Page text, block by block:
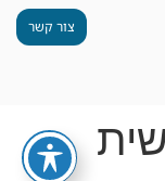
צור קשר